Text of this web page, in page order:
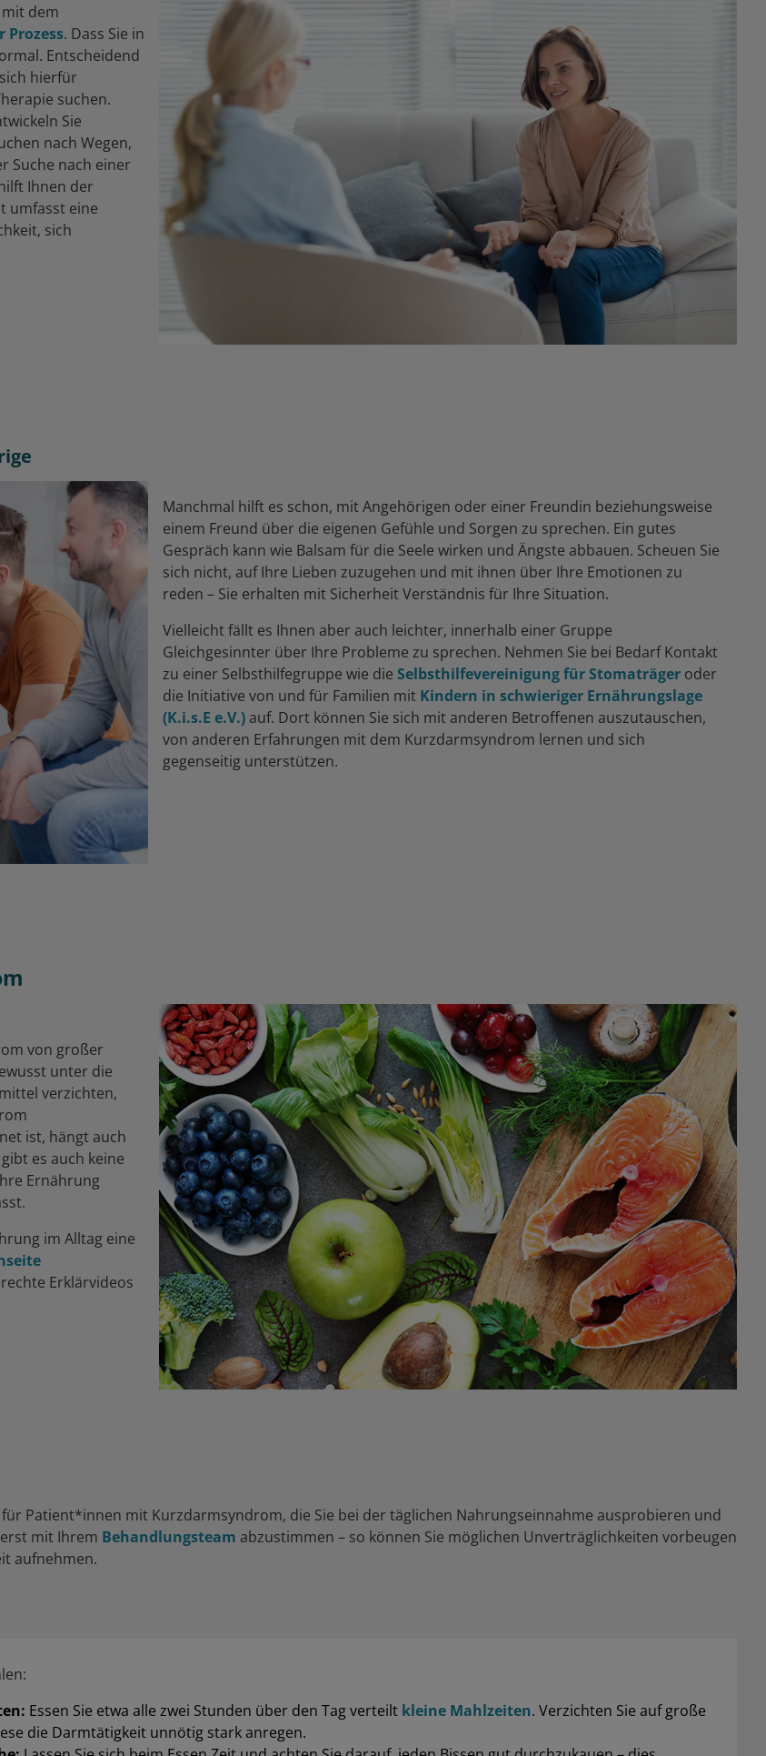
dem
Prozess. Dass Sie in
Entscheidend
hierfür
suchen.
Sie
nach Wegen,
Suche nach einer
Ihnen der
umfasst eine
sich
Manchmal hilft es schon, mit Angehörigen oder einer Freundin beziehungsweise
einem Freund über die eigenen Gefühle und Sorgen zu sprechen. Ein gutes
Gespräch kann wie Balsam für die Seele wirken und Ängste abbauen. Scheuen Sie
sich nicht, auf Ihre Lieben zuzugehen und mit ihnen über Ihre Emotionen zu
reden – Sie erhalten mit Sicherheit Verständnis für Ihre Situation.
Vielleicht fällt es Ihnen aber auch leichter, innerhalb einer Gruppe
Gleichgesinnter über Ihre Probleme zu sprechen. Nehmen Sie bei Bedarf Kontakt
zu einer Selbsthilfegruppe wie die Selbsthilfevereinigung für Stomaträgeroder
die Initiative von und für Familien mit Kindern in schwieriger Ernährungslage
(K.i.s.E e.V.)auf. Dort können Sie sich mit anderen Betroffenen auszutauschen,
von anderen Erfahrungen mit dem Kurzdarmsyndrom lernen und sich
gegenseitig unterstützen.
von großer
unter die
verzichten,
ist, hängt auch
es auch keine
Ernährung
im Alltag eine
Erklärvideos
Patient*innen mit Kurzdarmsyndrom, die Sie bei der täglichen Nahrungseinnahme ausprobieren und
mit Ihrem Behandlungsteam abzustimmen – so können Sie möglichen Unverträglichkeiten vorbeugen
aufnehmen.
Essen Sie etwa alle zwei Stunden über den Tag verteilt kleine Mahlzeiten. Verzichten Sie auf große
die Darmtätigkeit unnötig stark anregen.